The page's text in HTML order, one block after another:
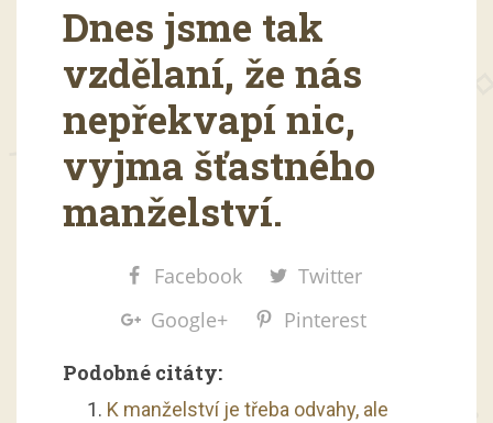
Dnes jsme tak
vzdělaní, že nás
nepřekvapí nic,
vyjma šťastného
manželství.
Facebook
Twitter
Google+
Pinterest
Podobné citáty:
K manželství je třeba odvahy, ale